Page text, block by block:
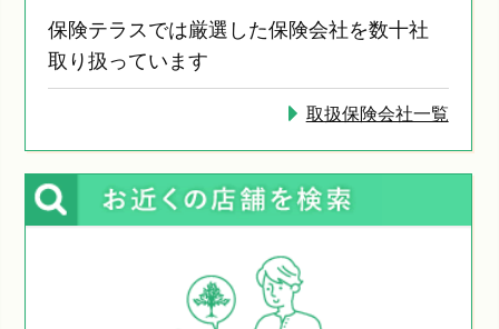
保険テラスでは厳選した保険会社を数十社
取り扱っています
取扱保険会社一覧